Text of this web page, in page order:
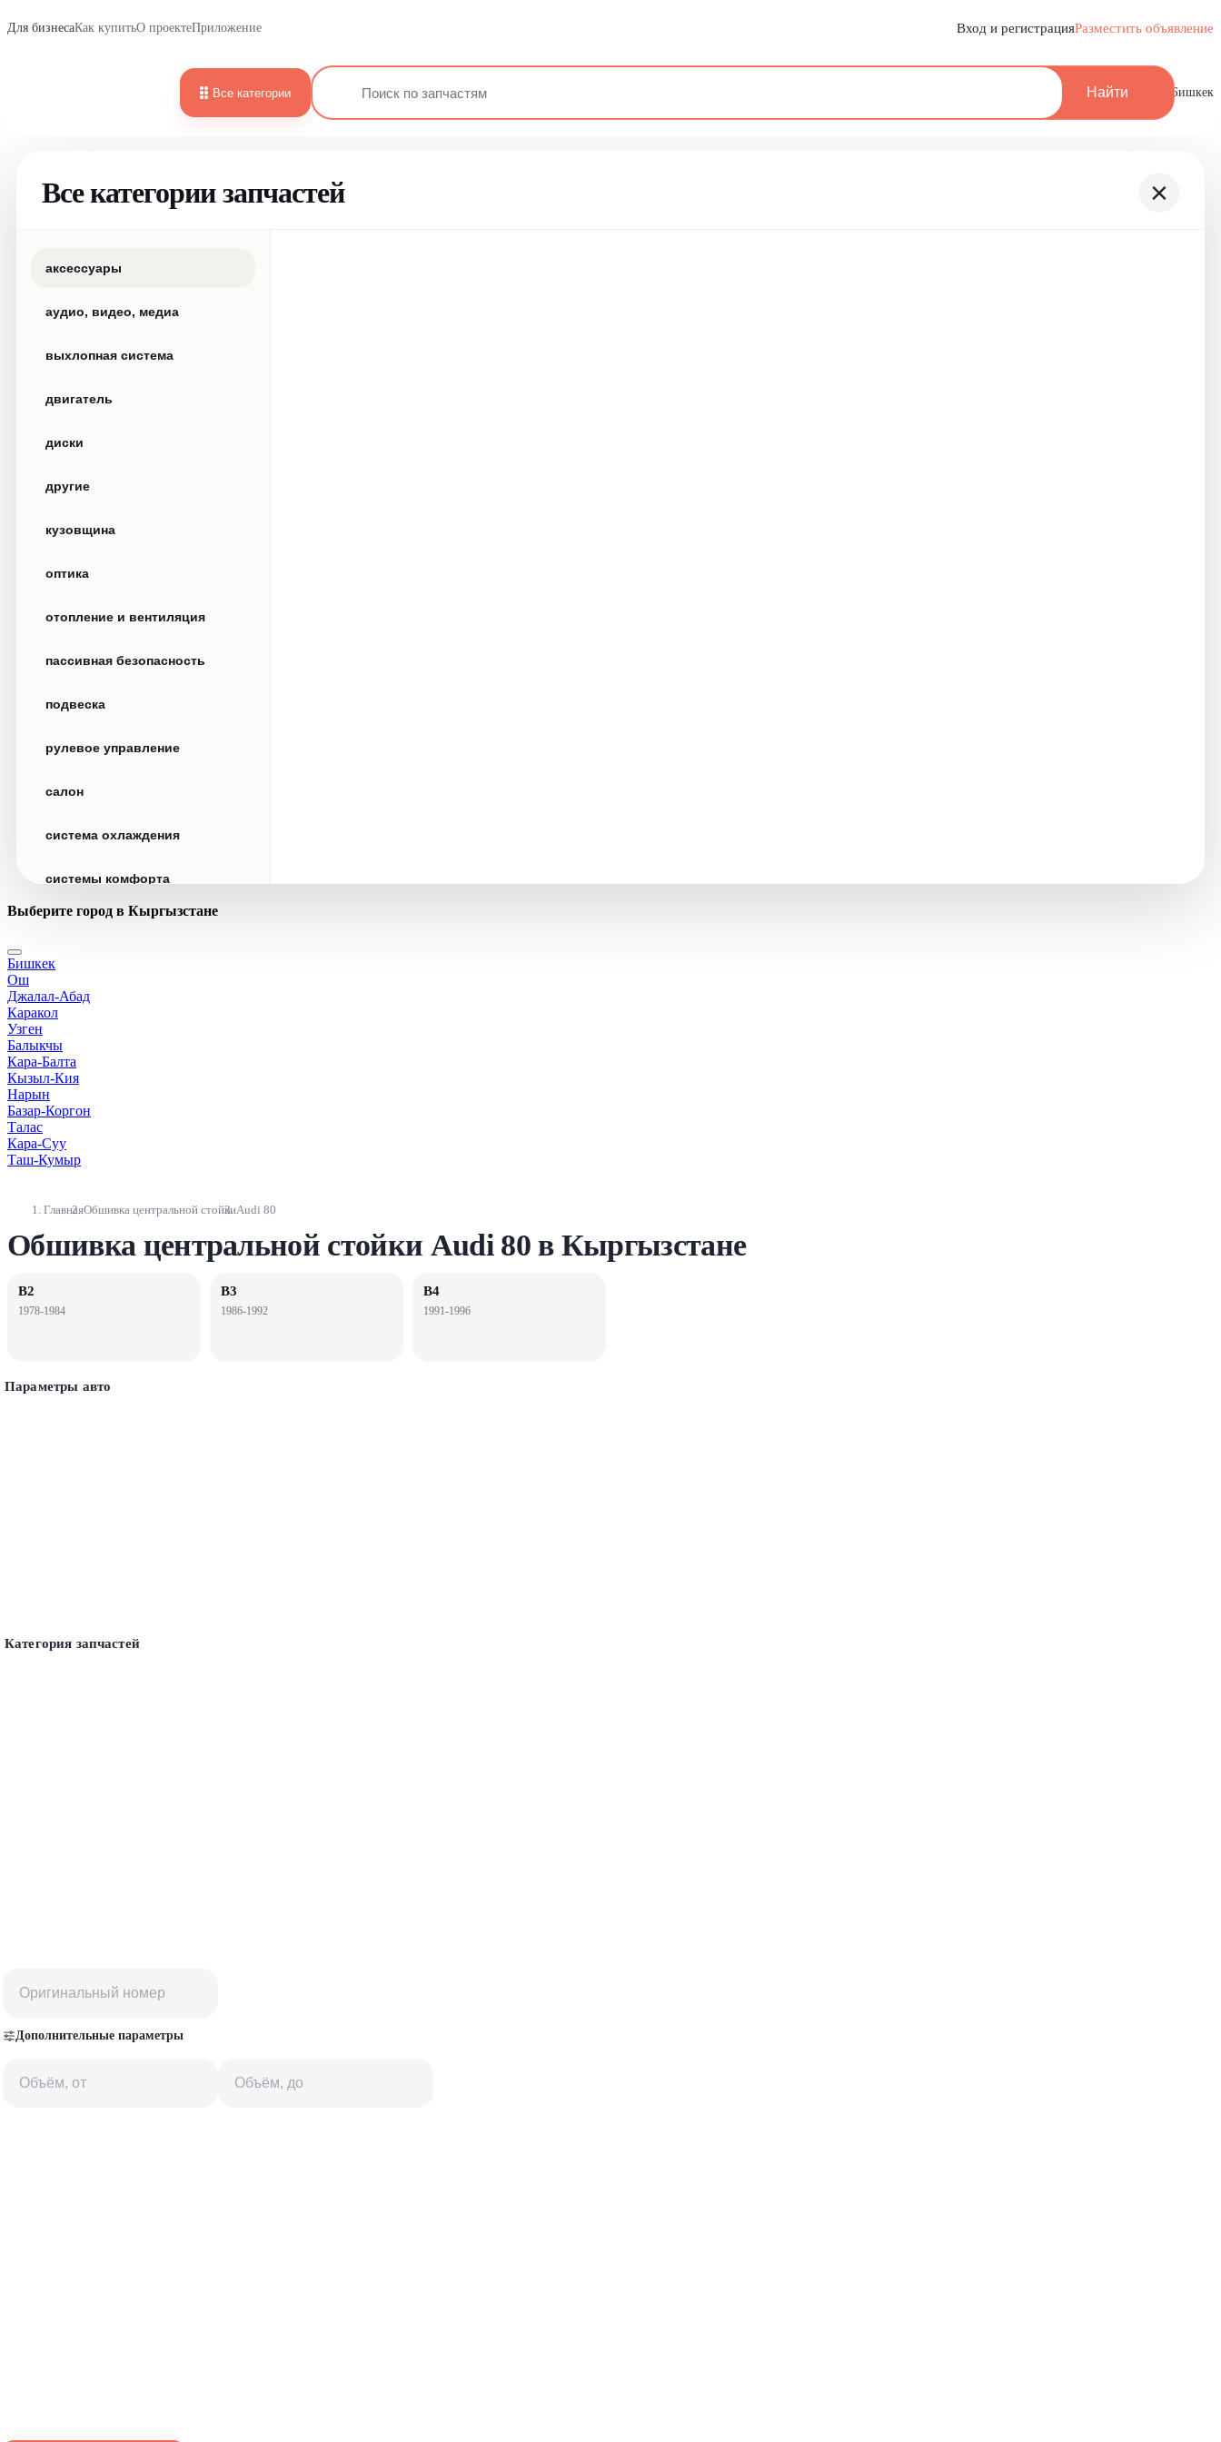
Для бизнесаКак купитьО проектеПриложение Вход и регистрацияРазместить объявление
Все категории Найти Бишкек
Все категории запчастей ×
аксессуары
аудио, видео, медиа
выхлопная система
двигатель
диски
другие
кузовщина
оптика
отопление и вентиляция
пассивная безопасность
подвеска
рулевое управление
салон
система охлаждения
системы комфорта
стекла
стеклоочистители
топливная система
тормозная система
трансмиссия
электрика
Выберите город в Кыргызстане
Бишкек
Ош
Джалал-Абад
Каракол
Узген
Балыкчы
Кара-Балта
Кызыл-Кия
Нарын
Базар-Коргон
Талас
Кара-Суу
Таш-Кумыр
ГлавнаяОбшивка центральной стойкиAudi 80
Обшивка центральной стойки Audi 80 в Кыргызстане
B2
1978-1984
B3
1986-1992
B4
1991-1996
Параметры авто
Категория запчастей
Дополнительные параметры